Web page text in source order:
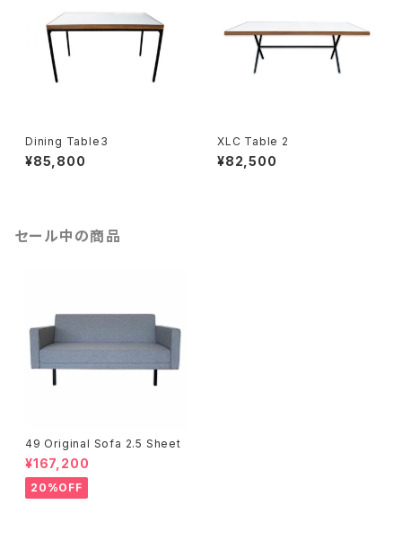
Dining Table3
¥85,800
XLC Table 2
¥82,500
セール中の商品
49 Original Sofa 2.5 Sheet
¥167,200
20%OFF